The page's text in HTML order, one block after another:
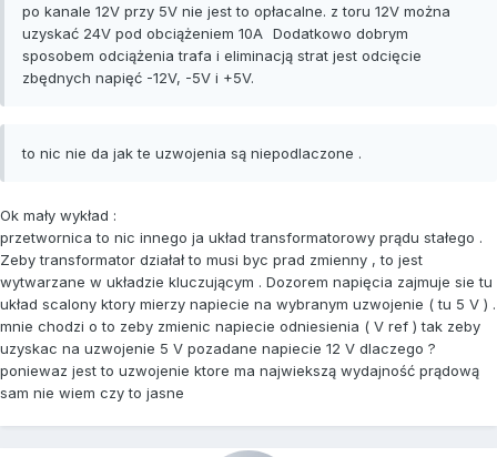
po kanale 12V przy 5V nie jest to opłacalne. z toru 12V można
uzyskać 24V pod obciążeniem 10A Dodatkowo dobrym
sposobem odciążenia trafa i eliminacją strat jest odcięcie
zbędnych napięć -12V, -5V i +5V.
to nic nie da jak te uzwojenia są niepodlaczone .
Ok mały wykład :
przetwornica to nic innego ja układ transformatorowy prądu stałego .
Zeby transformator działał to musi byc prad zmienny , to jest
wytwarzane w układzie kluczującym . Dozorem napięcia zajmuje sie tu
układ scalony ktory mierzy napiecie na wybranym uzwojenie ( tu 5 V ) .
mnie chodzi o to zeby zmienic napiecie odniesienia ( V ref ) tak zeby
uzyskac na uzwojenie 5 V pozadane napiecie 12 V dlaczego ?
poniewaz jest to uzwojenie ktore ma najwiekszą wydajność prądową
sam nie wiem czy to jasne